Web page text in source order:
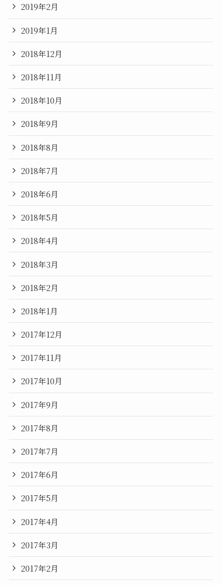
2019年2月
2019年1月
2018年12月
2018年11月
2018年10月
2018年9月
2018年8月
2018年7月
2018年6月
2018年5月
2018年4月
2018年3月
2018年2月
2018年1月
2017年12月
2017年11月
2017年10月
2017年9月
2017年8月
2017年7月
2017年6月
2017年5月
2017年4月
2017年3月
2017年2月